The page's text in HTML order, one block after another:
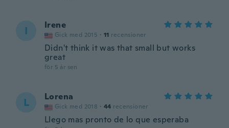
I Irene
Gick med 2015 · 11 recensioner
Didn't think it was that small but works
great
för 5 år sen
L Lorena
Gick med 2018 · 44 recensioner
Llego mas pronto de lo que esperaba